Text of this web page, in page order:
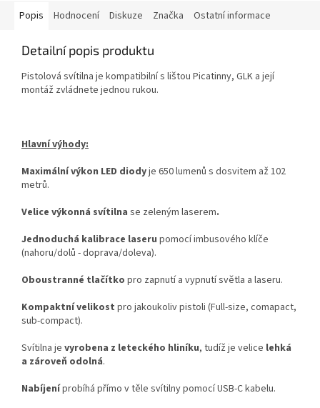
Popis Hodnocení Diskuze Značka Ostatní informace
Detailní popis produktu
Pistolová svítilna je kompatibilní s lištou Picatinny, GLK a její
montáž zvládnete jednou rukou.
Hlavní výhody:
Maximální výkon LED diodyje 650 lumenů s dosvitem až 102
metrů.
Velice výkonná svítilna se zeleným laserem.
Jednoduchá kalibrace laseru pomocí imbusového klíče
(nahoru/dolů - doprava/doleva).
Oboustranné tlačítko pro zapnutí a vypnutí světla a laseru.
Kompaktní velikost pro jakoukoliv pistoli (Full-size, comapact,
sub-compact).
Svítilna je vyrobena z leteckého hliníku, tudíž je velice lehká
a zároveň odolná.
Nabíjeníprobíhá přímo v těle svítilny pomocí USB-C kabelu.